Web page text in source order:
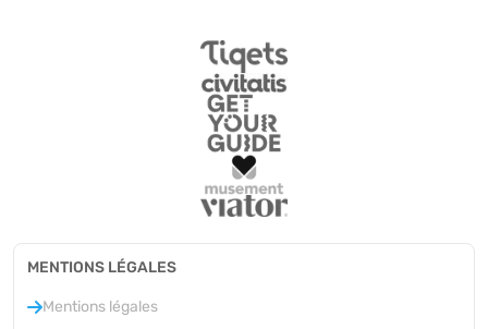
MENTIONS LÉGALES
Mentions légales